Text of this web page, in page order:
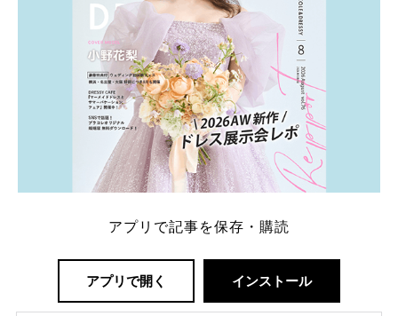
アプリで記事を保存・購読
アプリで開く インストール